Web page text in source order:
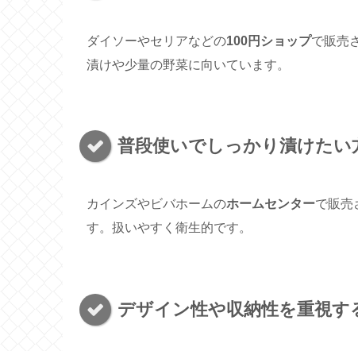
ダイソーやセリアなどの100円ショップで販売
漬けや少量の野菜に向いています。
普段使いでしっかり漬けたい
カインズやビバホームのホームセンターで販売
す。扱いやすく衛生的です。
デザイン性や収納性を重視す